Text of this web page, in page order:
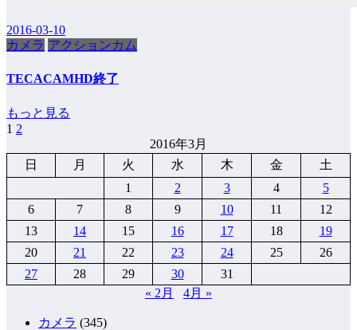
2016-03-10
カメラ アクションカム
TECACAMHD終了
もっと見る
投
稿
の
ジ
送
1 2
2016年3月
日
月 火 水 木 金
土
1
2 3 4
5
6
7 8 9 10 11
12
13
14 15 16 17 18
19
20
21 22 23 24 25
26
27
28 29 30
31
« 2月
4月 »
カメラ (345)